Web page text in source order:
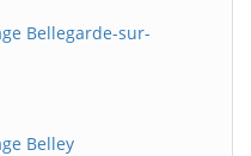
Bellegarde-sur-
Belley